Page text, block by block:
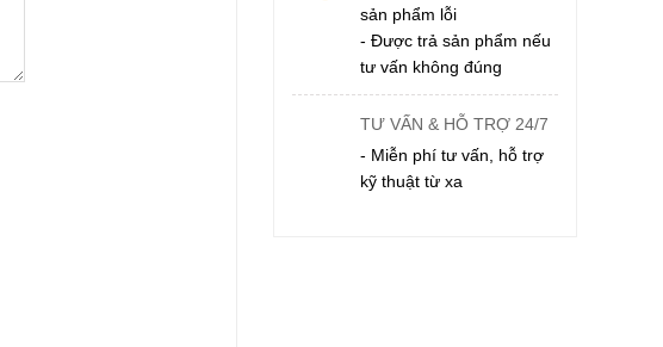
sản phẩm lỗi
- Được trả sản phẩm nếu
tư vấn không đúng
TƯ VẤN & HỖ TRỢ 24/7
- Miễn phí tư vấn, hỗ trợ
kỹ thuật từ xa